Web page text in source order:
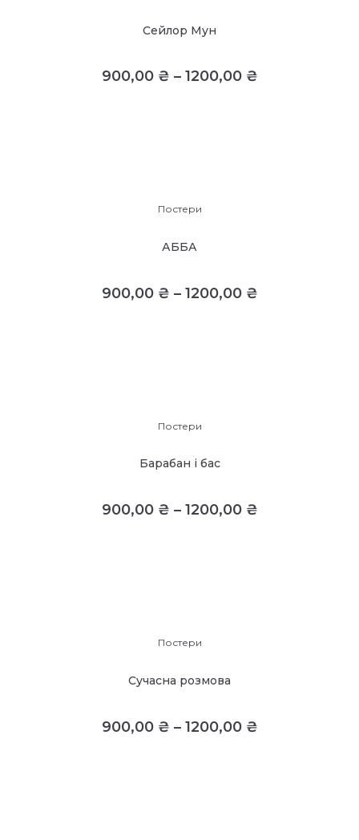
Сейлор Мун
900,00 ₴ – 1200,00 ₴
Постери
АББА
900,00 ₴ – 1200,00 ₴
Постери
Барабан і бас
900,00 ₴ – 1200,00 ₴
Постери
Сучасна розмова
900,00 ₴ – 1200,00 ₴